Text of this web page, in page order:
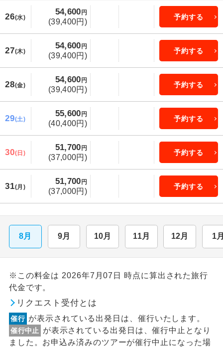
26(水)
54,600 円
(39,400円)
予約する
27(木)
54,600 円
(39,400円)
予約する
28(金)
54,600 円
(39,400円)
予約する
29(土)
55,600 円
(40,400円)
予約する
30(日)
51,700 円
(37,000円)
予約する
31(月)
51,700 円
(37,000円)
予約する
8月 9月 10月 11月 12月 1
※この料金は 2026年7月07日 時点に算出された旅行
代金です。
リクエスト受付とは
催行 が表示されている出発日は、催行いたします。
催行中止
が表示されている出発日は、催行中止となり
ました。お申込み済みのツアーが催行中止になった場